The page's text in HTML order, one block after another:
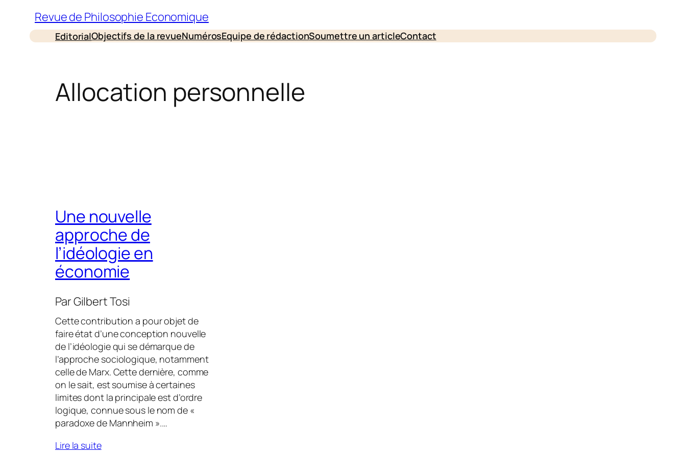
contenu
Revue de Philosophie Economique
EditorialObjectifs de la revueNumérosEquipe de rédactionSoumettre un articleContact
Allocation personnelle
Une nouvelle
approche de
l’idéologie en
économie
ParGilbert Tosi
Cette contribution a pour objet de
faire état d’une conception nouvelle
de l’idéologie qui se démarque de
l’approche sociologique, notamment
celle de Marx. Cette dernière, comme
on le sait, est soumise à certaines
limites dont la principale est d’ordre
logique, connue sous le nom de «
paradoxe de Mannheim ».…
Lire la suite